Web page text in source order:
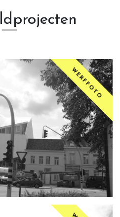
WERFFOTO